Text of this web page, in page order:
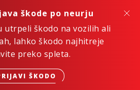
škode po neurju
utrpeli škodo na vozilih ali
lahko škodo najhitreje
preko spleta.
ŠKODO